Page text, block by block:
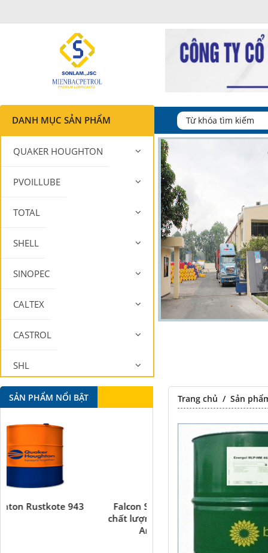
DANH MỤC SẢN PHẨM
QUAKER HOUGHTON
PVOILLUBE
TOTAL
SHELL
SINOPEC
CALTEX
CASTROL
SHL
MOBIL Trang chủ /Sản
SẢN PHẨM NỔI BẬT
Falcon S-101A Dầu chống rỉ
chất lượng cao – High Quality
Falcon S-350 Chất
bôi trơn đa năng –
Multipurpose
antirust agent